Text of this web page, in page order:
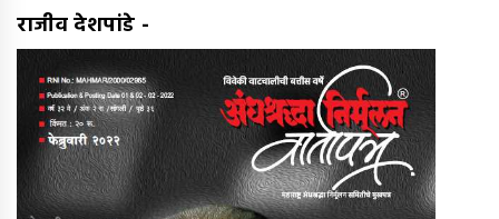
राजीव देशपांडे -